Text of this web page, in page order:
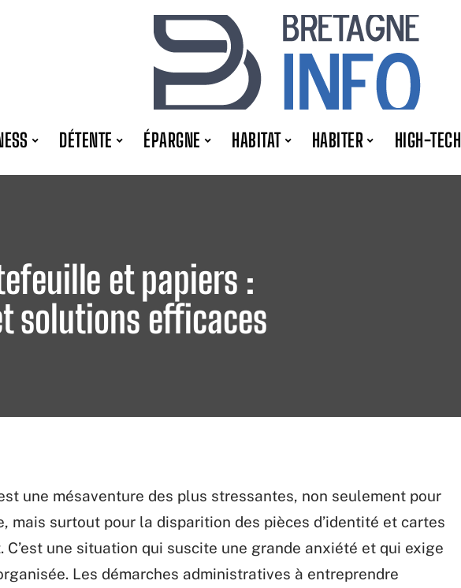
DÉTENTE ÉPARGNE HABITAT HABITER HIGH-TECH
et papiers :
solutions efficaces
une mésaventure des plus stressantes, non seulement pour
mais surtout pour la disparition des pièces d’identité et cartes
C’est une situation qui suscite une grande anxiété et qui exige
Les démarches administratives à entreprendre